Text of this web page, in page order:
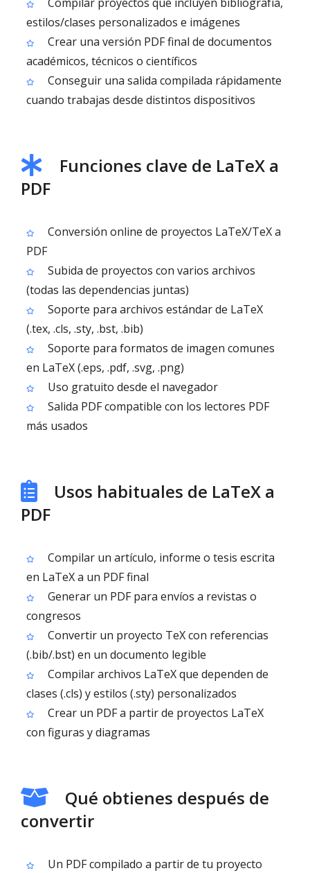
estilos/clases personalizados e imágenes
Crear una versión PDF final de documentos
académicos, técnicos o científicos
Conseguir una salida compilada rápidamente
cuando trabajas desde distintos dispositivos
Funciones clave de LaTeX a
PDF
Conversión online de proyectos LaTeX/TeX a
PDF
Subida de proyectos con varios archivos
(todas las dependencias juntas)
Soporte para archivos estándar de LaTeX
(.tex, .cls, .sty, .bst, .bib)
Soporte para formatos de imagen comunes
en LaTeX (.eps, .pdf, .svg, .png)
Uso gratuito desde el navegador
Salida PDF compatible con los lectores PDF
más usados
Usos habituales de LaTeX a
PDF
Compilar un artículo, informe o tesis escrita
en LaTeX a un PDF final
Generar un PDF para envíos a revistas o
congresos
Convertir un proyecto TeX con referencias
(.bib/.bst) en un documento legible
Compilar archivos LaTeX que dependen de
clases (.cls) y estilos (.sty) personalizados
Crear un PDF a partir de proyectos LaTeX
con figuras y diagramas
Qué obtienes después de
convertir
Un PDF compilado a partir de tu proyecto